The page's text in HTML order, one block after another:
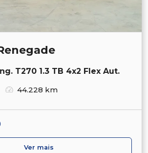
T270 1.3 TB 4x2 Flex Aut.
44.228 km
Ver mais